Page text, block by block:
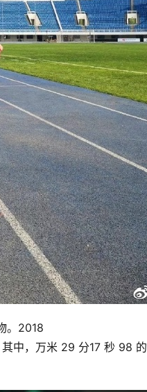
。2018
中，万米 29 分17 秒 98